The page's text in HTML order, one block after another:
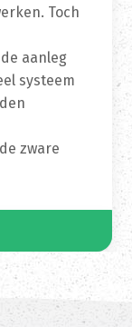
Toch
aanleg
systeem
zware